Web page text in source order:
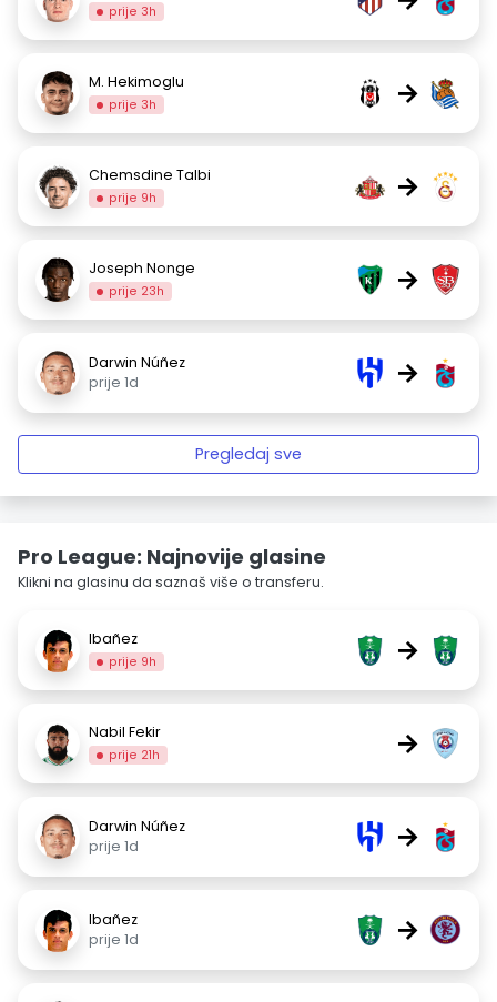
prije 3h
M. Hekimoglu
prije 3h →
Chemsdine Talbi
prije 9h →
Joseph Nonge
prije 23h →
Darwin Núñez
prije 1d
→
Pregledaj sve
Pro League: Najnovije glasine
Klikni na glasinu da saznaš više o transferu.
Ibañez
prije 9h →
Nabil Fekir
prije 21h →
Darwin Núñez
prije 1d
→
Ibañez
prije 1d
→